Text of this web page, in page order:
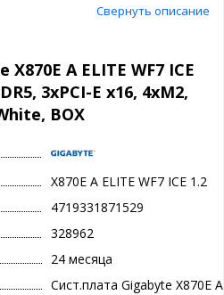
Свернуть описание
A ELITE WF7 ICE
3xPCI-E x16, 4xM2,
BOX
X870E A ELITE WF7 ICE 1.2
4719331871529
328962
24 месяца
Сист.плата Gigabyte X870E A